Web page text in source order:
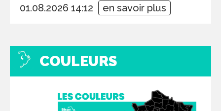
01.08.2026 14:12 en savoir plus
COULEURS